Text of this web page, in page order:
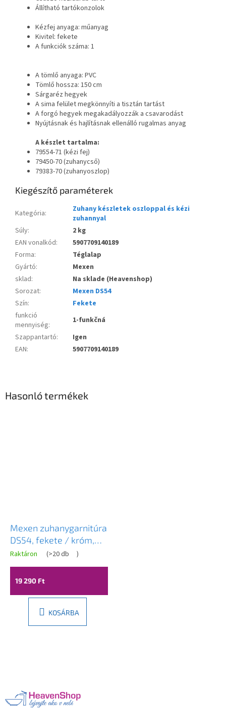
Állítható tartókonzolok
Kézfej anyaga: műanyag
Kivitel: fekete
A funkciók száma: 1
A tömlő anyaga: PVC
Tömlő hossza: 150 cm
Sárgaréz hegyek
A sima felület megkönnyíti a tisztán tartást
A forgó hegyek megakadályozzák a csavarodást
Nyújtásnak és hajlításnak ellenálló rugalmas anyag
A készlet tartalma:
79554-71 (kézi fej)
79450-70 (zuhanycső)
79383-70 (zuhanyoszlop)
Kiegészítő paraméterek
Kategória:
Zuhany készletek oszloppal és kézi
zuhannyal
Súly:
2 kg
EAN vonalkód:
5907709140189
Forma:
Téglalap
Gyártó:
Mexen
sklad:
Na sklade (Heavenshop)
Sorozat:
Mexen DS54
Szín:
Fekete
funkció
mennyiség:
1-funkčná
Szappantartó:
Igen
EAN: 5907709140189
Hasonló termékek
Mexen zuhanygarnitúra
DS54, fekete / króm,
785544583-17
Raktáron (>20 db )
19 290 Ft
KOSÁRBA